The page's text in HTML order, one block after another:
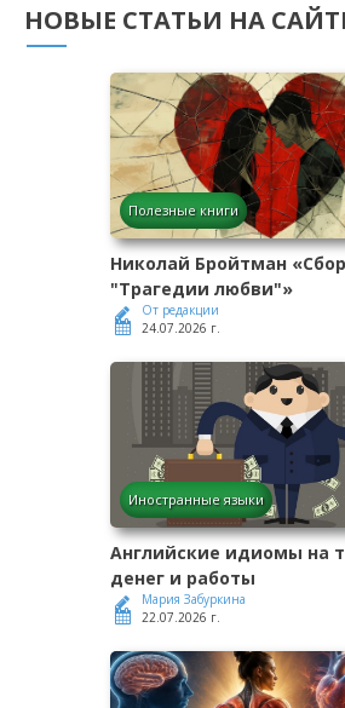
НОВЫЕ СТАТЬИ НА
Полезные книги
Николай Бройтман
"Трагедии любви"»
От редакции
24.07.2026 г.
Иностранные языки
Английские идиомы на
денег и работы
Мария Забуркина
22.07.2026 г.